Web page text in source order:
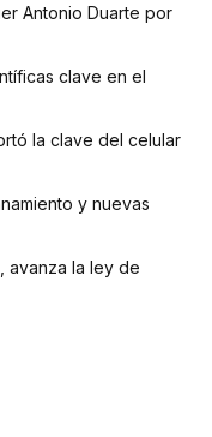
Antonio Duarte por
clave en el
la clave del celular
y nuevas
avanza la ley de